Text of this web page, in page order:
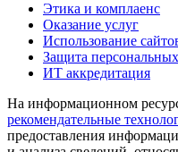
Этика и комплаенс
Оказание услуг
Использование
Защита
ИТ аккредитация
На информационном
рекомендательные
предоставления